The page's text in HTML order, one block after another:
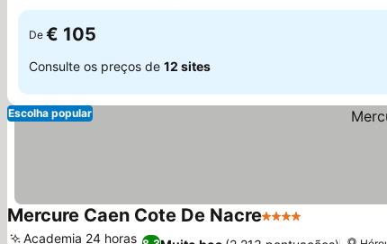
De € 105
Consulte os preços de 12 sites
Escolha popular
Mercure Caen Cote De Nacre4 Estrelas
Academia 24 horas